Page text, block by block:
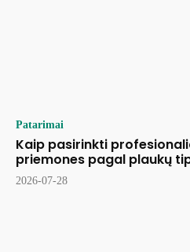
Patarimai
Kaip pasirinkti
priemones pagal plaukų
2026-07-28